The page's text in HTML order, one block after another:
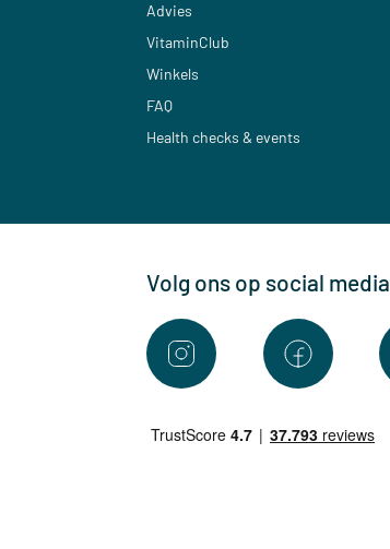
Advies
VitaminClub
Winkels
FAQ
Health checks & events
Volg ons op social media